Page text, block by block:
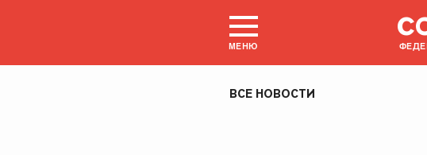
МЕНЮ
ВСЕ НОВОСТИ